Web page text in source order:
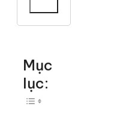
Mục
lục: